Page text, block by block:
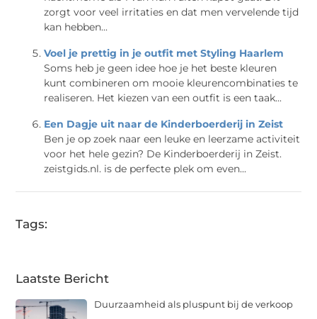
zorgt voor veel irritaties en dat men vervelende tijd
kan hebben...
Voel je prettig in je outfit met Styling Haarlem
Soms heb je geen idee hoe je het beste kleuren
kunt combineren om mooie kleurencombinaties te
realiseren. Het kiezen van een outfit is een taak...
Een Dagje uit naar de Kinderboerderij in Zeist
Ben je op zoek naar een leuke en leerzame activiteit
voor het hele gezin? De Kinderboerderij in Zeist.
zeistgids.nl. is de perfecte plek om even...
Tags:
Laatste Bericht
Duurzaamheid als pluspunt bij de verkoop